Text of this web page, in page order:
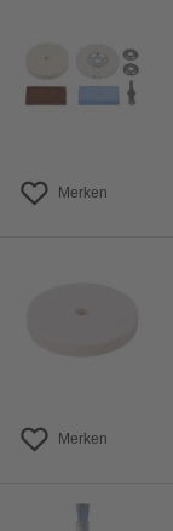
Merken
Merken